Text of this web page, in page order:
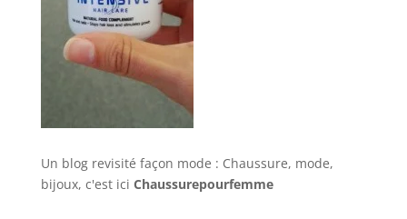
Un blog revisité façon mode : Chaussure, mode,
bijoux, c'est ici Chaussurepourfemme